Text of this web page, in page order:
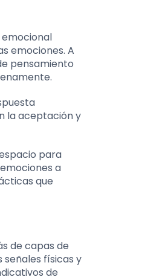
emociones. A
pensamiento
la aceptación y
para
a
que
de capas de
físicas y
de